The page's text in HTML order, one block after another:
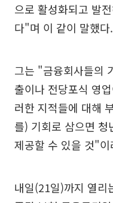
으로 활성화되고 발
다"며 이 같이 말했다.
그는 "금융회사들의
출이나 전당포식 영
러한 지적들에 대해
를) 기회로 삼으면
제공할 수 있을 것"
내일(21일)까지 열리